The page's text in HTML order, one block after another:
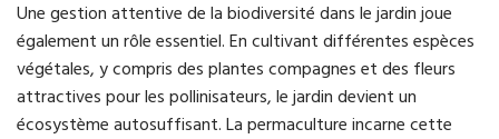
Une gestion attentive de la biodiversité dans le jardin joue
également un rôle essentiel. En cultivant différentes espèces
végétales, y compris des plantes compagnes et des fleurs
attractives pour les pollinisateurs, le jardin devient un
écosystème autosuffisant. La permaculture incarne cette